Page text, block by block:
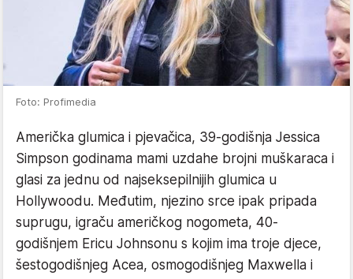
Foto: Profimedia
Američka glumica i pjevačica, 39-godišnja Jessica
Simpson godinama mami uzdahe brojni muškaraca i
glasi za jednu od najseksepilnijih glumica u
Hollywoodu. Međutim, njezino srce ipak pripada
suprugu, igraču američkog nogometa, 40-
godišnjem Ericu Johnsonu s kojim ima troje djece,
šestogodišnjeg Acea, osmogodišnjeg Maxwella i